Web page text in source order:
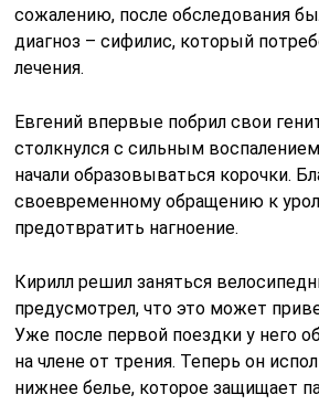
сожалению, после обследования
диагноз – сифилис, который
лечения.
Евгений впервые побрил свои
столкнулся с сильным
начали образовываться корочки.
своевременному обращению к
предотвратить нагноение.
Кирилл решил заняться
предусмотрел, что это может
Уже после первой поездки у него
на члене от трения. Теперь он
нижнее белье, которое защищает